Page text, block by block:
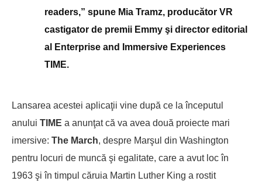
readers,” spune Mia Tramz, producător VR
castigator de premii Emmy şi director editorial
al Enterprise and Immersive Experiences
TIME.
Lansarea acestei aplicaţii vine după ce la începutul
anului TIME a anunţat că va avea două proiecte mari
imersive: The March, despre Marşul din Washington
pentru locuri de muncă şi egalitate, care a avut loc în
1963 şi în timpul căruia Martin Luther King a rostit